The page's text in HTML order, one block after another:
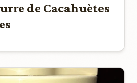
de Cacahuètes